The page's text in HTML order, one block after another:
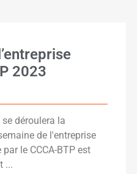
2023
déroulera la
de l'entreprise
le CCCA-BTP est
...